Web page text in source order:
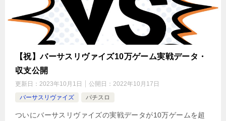
【祝】バーサスリヴァイズ10万ゲーム実戦データ・
収支公開
更新日： 2023年10月1日 公開日： 2022年10月17日
バーサスリヴァイズ
パチスロ
ついにバーサスリヴァイズの実戦データが10万ゲームを超